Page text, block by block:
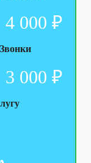
4 000₽
3 000₽